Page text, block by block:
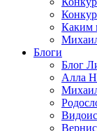
Каким
Блоги
Блог
Алла